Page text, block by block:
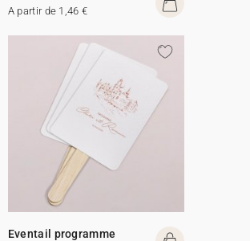
A partir de 1,46 €
Eventail programme